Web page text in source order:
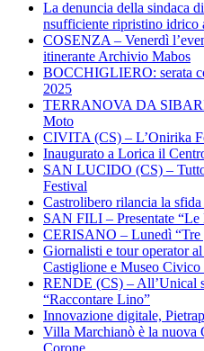
La denuncia della sindaca
nsufficiente ripristino idrico
COSENZA – Venerdì
itinerante Archivio Mabos
BOCCHIGLIERO: serata
2025
TERRANOVA DA SIBARI
Moto
CIVITA (CS) – L’Onirika
Inaugurato a Lorica il
SAN LUCIDO (CS) –
Festival
Castrolibero rilancia la
SAN FILI – Presentate
CERISANO – Lunedì “Tre
Giornalisti e tour operator
Castiglione e Museo Civico
RENDE (CS) – All’Unical
“Raccontare Lino”
Innovazione digitale,
Villa Marchianò è la nuova